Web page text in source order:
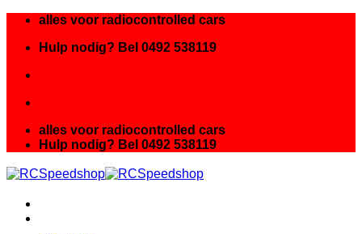
inhoud
alles voor radiocontrolled cars
Hulp nodig? Bel 0492 538119
alles voor radiocontrolled cars
Hulp nodig? Bel 0492 538119